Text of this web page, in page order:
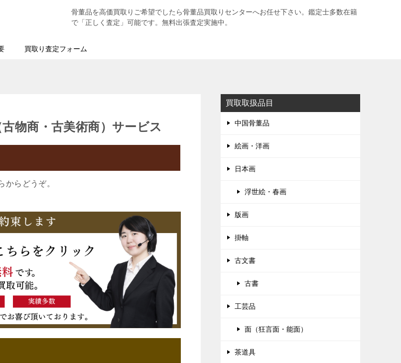
骨董品を高価買取りご希望でしたら骨董品買取りセンターへお任せ下さい。鑑定士多数在籍
で「正しく査定」可能です。無料出張査定実施中。
買取り査定フォーム
物商・古美術商）サービス
らどうぞ。
買取取扱品目
中国骨董品
絵画・洋画
日本画
浮世絵・春画
版画
掛軸
古文書
古書
工芸品
面（狂言面・能面）
茶道具